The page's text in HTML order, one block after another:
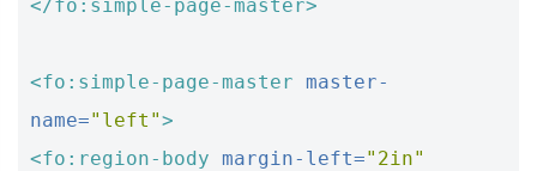
</fo:simple-page-master>
<fo:simple-page-master master-
name="left">
<fo:region-body margin-left="2in"